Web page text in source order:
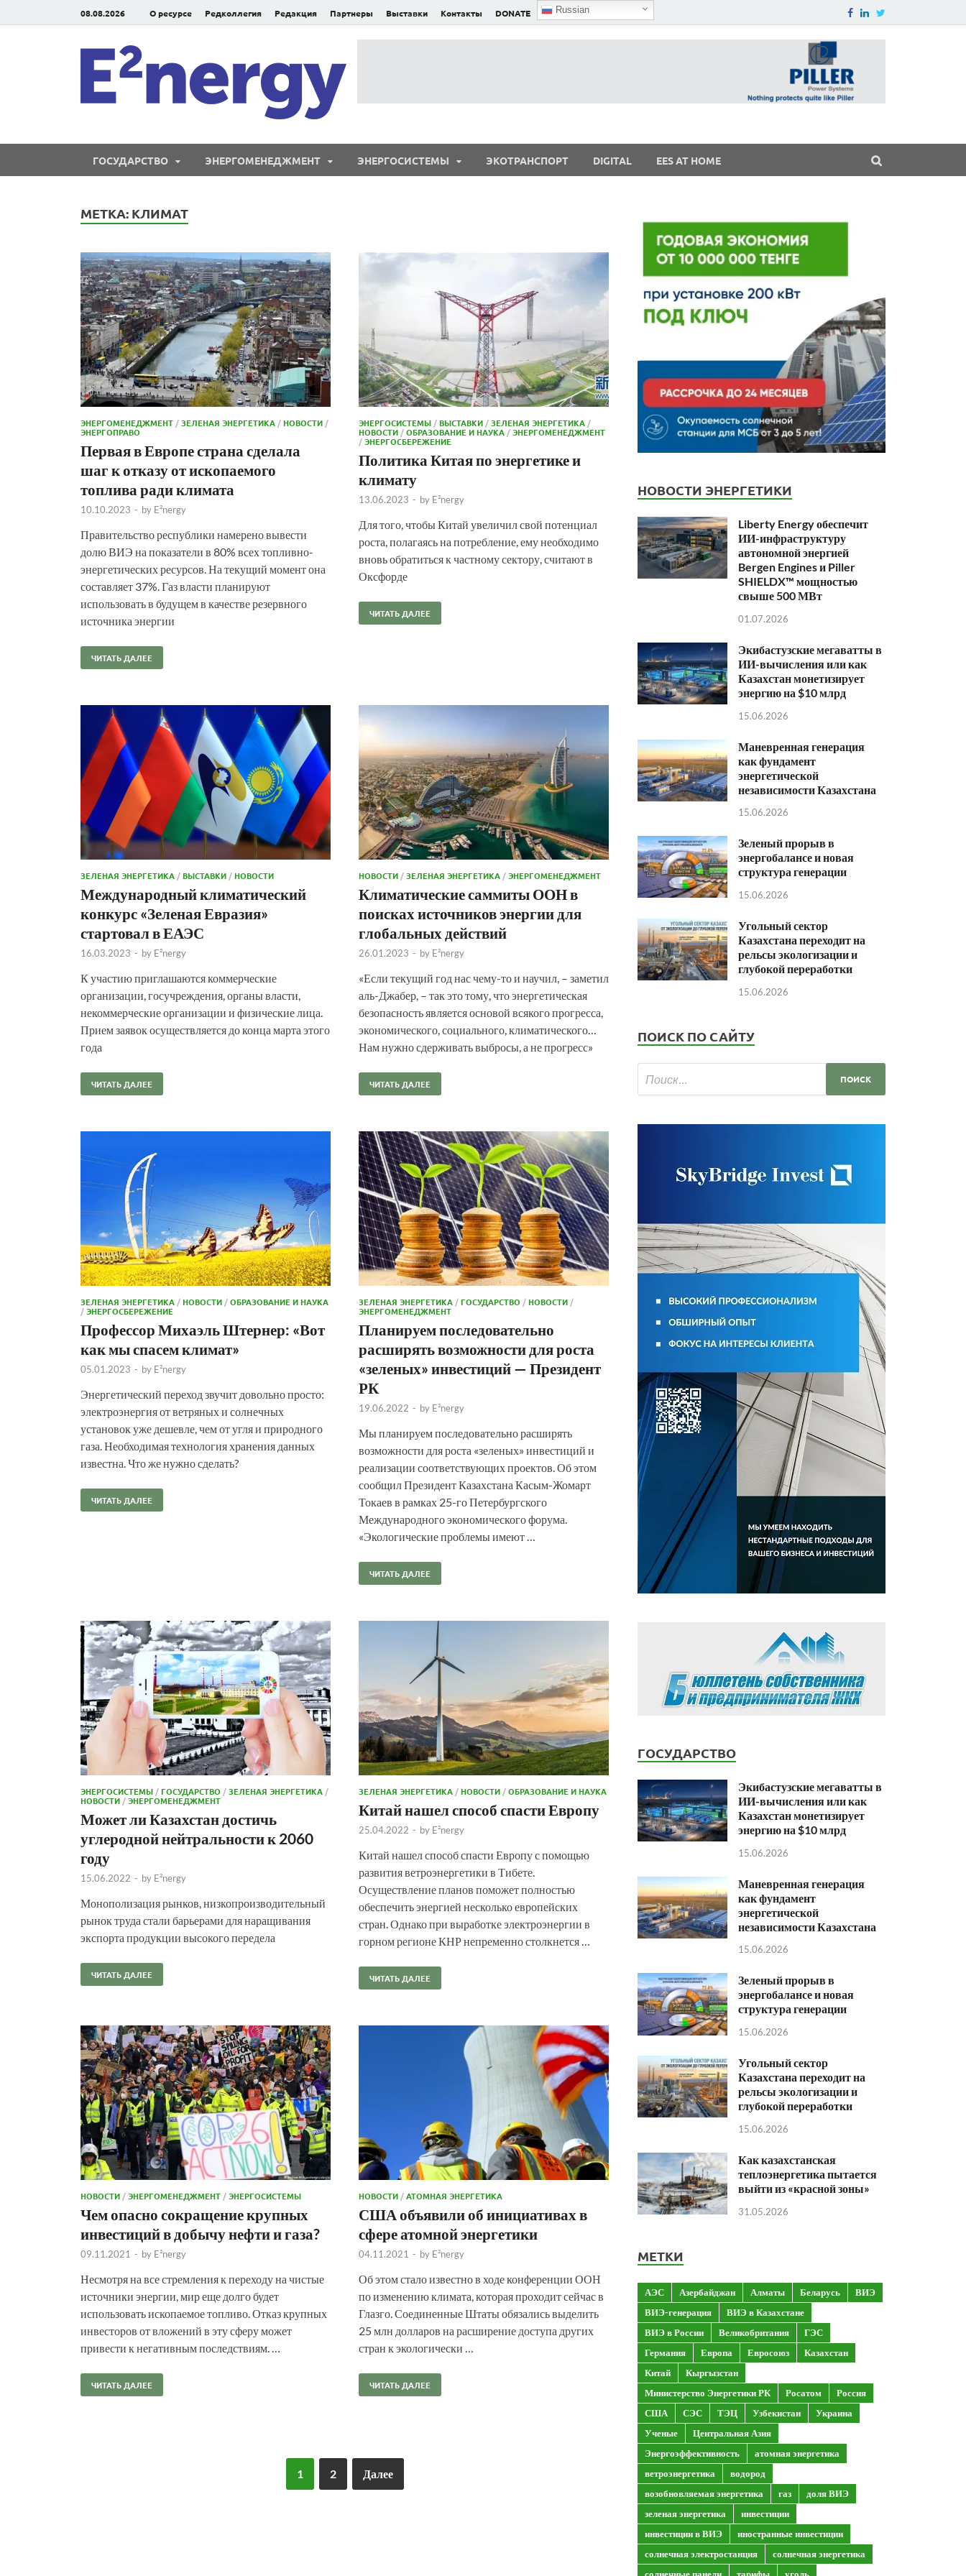
08.08.2026 О ресурсе Редколлегия Редакция Партнеры Выставки Контакты DONATE Russian
ГОСУДАРСТВО ЭНЕРГОМЕНЕДЖМЕНТ ЭНЕРГОСИСТЕМЫ ЭКОТРАНСПОРТ DIGITAL EES AT HOME
МЕТКА: КЛИМАТ
ЭНЕРГОМЕНЕДЖМЕНТ /ЗЕЛЕНАЯ ЭНЕРГЕТИКА /НОВОСТИ /
ЭНЕРГОПРАВО
Первая в Европе страна сделала
шаг к отказу от ископаемого
топлива ради климата
10.10.2023 - by E²nergy
Правительство республики намерено вывести
долю ВИЭ на показатели в 80% всех топливно-
энергетических ресурсов. На текущий момент она
составляет 37%. Газ власти планируют
использовать в будущем в качестве резервного
источника энергии
ЧИТАТЬ ДАЛЕЕ
ЭНЕРГОСИСТЕМЫ /ВЫСТАВКИ /ЗЕЛЕНАЯ ЭНЕРГЕТИКА /
НОВОСТИ /ОБРАЗОВАНИЕ И НАУКА /ЭНЕРГОМЕНЕДЖМЕНТ
/ЭНЕРГОСБЕРЕЖЕНИЕ
Политика Китая по энергетике и
климату
13.06.2023 - by E²nergy
Для того, чтобы Китай увеличил свой потенциал
роста, полагаясь на потребление, ему необходимо
вновь обратиться к частному сектору, считают в
Оксфорде
ЧИТАТЬ ДАЛЕЕ
ЗЕЛЕНАЯ ЭНЕРГЕТИКА /ВЫСТАВКИ /НОВОСТИ
Международный климатический
конкурс «Зеленая Евразия»
стартовал в ЕАЭС
16.03.2023 - by E²nergy
К участию приглашаются коммерческие
организации, госучреждения, органы власти,
некоммерческие организации и физические лица.
Прием заявок осуществляется до конца марта этого
года
ЧИТАТЬ ДАЛЕЕ
НОВОСТИ /ЗЕЛЕНАЯ ЭНЕРГЕТИКА /ЭНЕРГОМЕНЕДЖМЕНТ
Климатические саммиты ООН в
поисках источников энергии для
глобальных действий
26.01.2023 - by E²nergy
«Если текущий год нас чему-то и научил, – заметил
аль-Джабер, – так это тому, что энергетическая
безопасность является основой всякого прогресса,
экономического, социального, климатического…
Нам нужно сдерживать выбросы, а не прогресс»
ЧИТАТЬ ДАЛЕЕ
ЗЕЛЕНАЯ ЭНЕРГЕТИКА /НОВОСТИ /ОБРАЗОВАНИЕ И НАУКА
/ЭНЕРГОСБЕРЕЖЕНИЕ
Профессор Михаэль Штернер: «Вот
как мы спасем климат»
05.01.2023 - by E²nergy
Энергетический переход звучит довольно просто:
электроэнергия от ветряных и солнечных
установок уже дешевле, чем от угля и природного
газа. Необходимая технология хранения данных
известна. Что же нужно сделать?
ЧИТАТЬ ДАЛЕЕ
ЗЕЛЕНАЯ ЭНЕРГЕТИКА /ГОСУДАРСТВО /НОВОСТИ /
ЭНЕРГОМЕНЕДЖМЕНТ
Планируем последовательно
расширять возможности для роста
«зеленых» инвестиций — Президент
РК
19.06.2022 - by E²nergy
Мы планируем последовательно расширять
возможности для роста «зеленых» инвестиций и
реализации соответствующих проектов. Об этом
сообщил Президент Казахстана Касым-Жомарт
Токаев в рамках 25-го Петербургского
Международного экономического форума.
«Экологические проблемы имеют …
ЧИТАТЬ ДАЛЕЕ
ЭНЕРГОСИСТЕМЫ /ГОСУДАРСТВО /ЗЕЛЕНАЯ ЭНЕРГЕТИКА /
НОВОСТИ /ЭНЕРГОМЕНЕДЖМЕНТ
Может ли Казахстан достичь
углеродной нейтральности к 2060
году
15.06.2022 - by E²nergy
Монополизация рынков, низкопроизводительный
рынок труда стали барьерами для наращивания
экспорта продукции высокого передела
ЧИТАТЬ ДАЛЕЕ
ЗЕЛЕНАЯ ЭНЕРГЕТИКА /НОВОСТИ /ОБРАЗОВАНИЕ И НАУКА
Китай нашел способ спасти Европу
25.04.2022 - by E²nergy
Китай нашел способ спасти Европу с помощью
развития ветроэнергетики в Тибете.
Осуществление планов поможет полностью
обеспечить энергией несколько европейских
стран. Однако при выработке электроэнергии в
горном регионе КНР непременно столкнется …
ЧИТАТЬ ДАЛЕЕ
НОВОСТИ /ЭНЕРГОМЕНЕДЖМЕНТ /ЭНЕРГОСИСТЕМЫ
Чем опасно сокращение крупных
инвестиций в добычу нефти и газа?
09.11.2021 - by E²nergy
Несмотря на все стремления к переходу на чистые
источники энергии, мир еще долго будет
использовать ископаемое топливо. Отказ крупных
инвесторов от вложений в эту сферу может
привести к негативным последствиям. …
ЧИТАТЬ ДАЛЕЕ
НОВОСТИ /АТОМНАЯ ЭНЕРГЕТИКА
США объявили об инициативах в
сфере атомной энергетики
04.11.2021 - by E²nergy
Об этом стало известно в ходе конференции ООН
по изменению климата, которая проходит сейчас в
Глазго. Соединенные Штаты обязались выделить
25 млн долларов на расширение доступа других
стран к экологически …
ЧИТАТЬ ДАЛЕЕ
1 2 Далее
НОВОСТИ ЭНЕРГЕТИКИ
Liberty Energy обеспечит
ИИ-инфраструктуру
автономной энергией
Bergen Engines и Piller
SHIELDX™ мощностью
свыше 500 МВт
01.07.2026
Экибастузские мегаватты в
ИИ-вычисления или как
Казахстан монетизирует
энергию на $10 млрд
15.06.2026
Маневренная генерация
как фундамент
энергетической
независимости Казахстана
15.06.2026
Зеленый прорыв в
энергобалансе и новая
структура генерации
15.06.2026
Угольный сектор
Казахстана переходит на
рельсы экологизации и
глубокой переработки
15.06.2026
ПОИСК ПО САЙТУ
ГОСУДАРСТВО
Экибастузские мегаватты в
ИИ-вычисления или как
Казахстан монетизирует
энергию на $10 млрд
15.06.2026
Маневренная генерация
как фундамент
энергетической
независимости Казахстана
15.06.2026
Зеленый прорыв в
энергобалансе и новая
структура генерации
15.06.2026
Угольный сектор
Казахстана переходит на
рельсы экологизации и
глубокой переработки
15.06.2026
Как казахстанская
теплоэнергетика пытается
выйти из «красной зоны»
31.05.2026
МЕТКИ
АЭС Азербайджан Алматы Беларусь
ВИЭ
ВИЭ-генерация
ВИЭ в Казахстане
ВИЭ в России
Великобритания
ГЭС
Германия
Европа Евросоюз
Казахстан
Китай
Кыргызстан
Министерство Энергетики РК
Росатом
Россия
США
СЭС ТЭЦ Узбекистан
Украина
Ученые
Центральная Азия
Энергоэффективность
атомная энергетика
ветроэнергетика
водород
возобновляемая энергетика
газ
доля ВИЭ
зеленая энергетика
инвестиции
инвестиции в ВИЭ
иностранные инвестиции
солнечная электростанция
солнечная энергетика
солнечные панели
тарифы уголь